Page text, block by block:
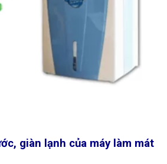
giàn lạnh của máy làm mát